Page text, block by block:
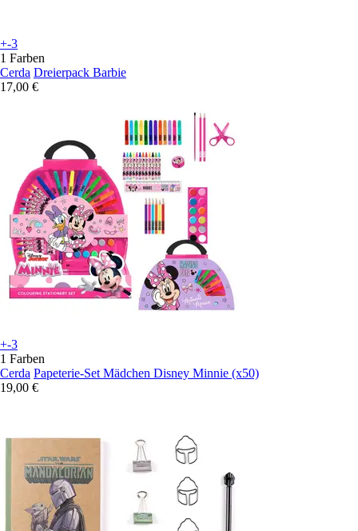
+-3
1 Farben
Cerda Dreierpack Barbie
17,00 €
+-3
1 Farben
Cerda Papeterie-Set Mädchen Disney Minnie (x50)
19,00 €